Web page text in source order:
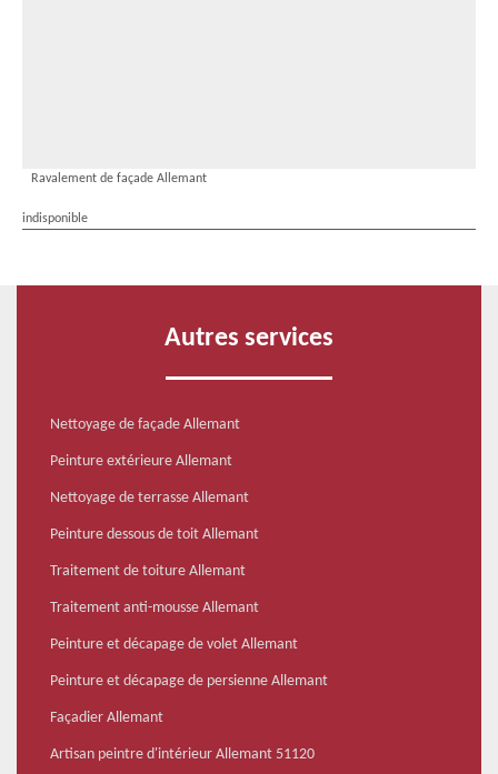
Ravalement de façade Allemant
indisponible
Autres services
Nettoyage de façade Allemant
Peinture extérieure Allemant
Nettoyage de terrasse Allemant
Peinture dessous de toit Allemant
Traitement de toiture Allemant
Traitement anti-mousse Allemant
Peinture et décapage de volet Allemant
Peinture et décapage de persienne Allemant
Façadier Allemant
Artisan peintre d'intérieur Allemant 51120